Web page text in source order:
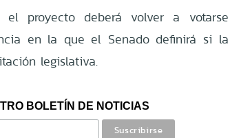
proyecto deberá volver a votarse
en la que el Senado definirá si la
legislativa.
BOLETÍN DE NOTICIAS